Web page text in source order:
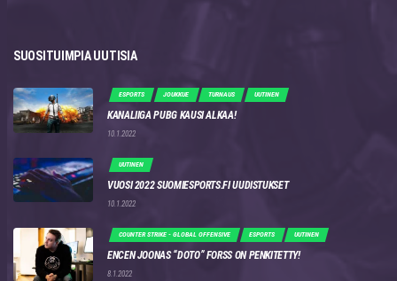
SUOSITUIMPIA UUTISIA
ESPORTS JOUKKUE TURNAUS UUTINEN
KANALIIGA PUBG KAUSI ALKAA!
10.1.2022
UUTINEN
VUOSI 2022 SUOMIESPORTS.FI UUDISTUKSET
10.1.2022
COUNTER STRIKE - GLOBAL OFFENSIVE ESPORTS UUTINEN
ENCEN JOONAS “DOTO” FORSS ON PENKITETTY!
8.1.2022